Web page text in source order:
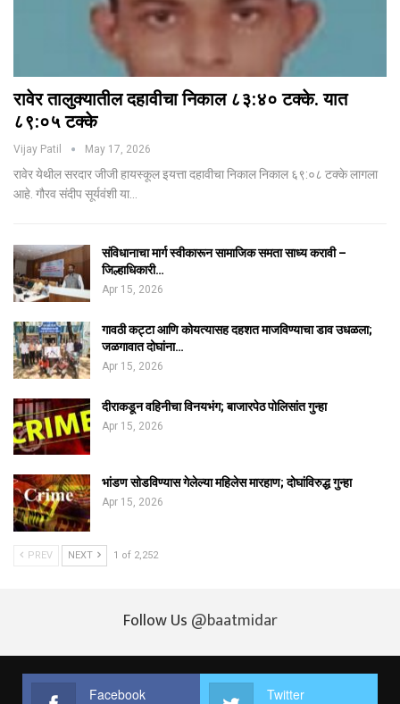
रावेर तालुक्यातील दहावीचा निकाल ८३:४० टक्के. यात
८९:०५ टक्के
Vijay Patil May 17, 2026
रावेर येथील सरदार जीजी हायस्कूल इयत्ता दहावीचा निकाल निकाल ६९:०८ टक्के लागला
आहे. गौरव संदीप सूर्यवंशी या…
संविधानाचा मार्ग स्वीकारून सामाजिक समता साध्य करावी –
जिल्हाधिकारी…
Apr 15, 2026
गावठी कट्टा आणि कोयत्यासह दहशत माजविण्याचा डाव उधळला;
जळगावात दोघांना…
Apr 15, 2026
दीराकडून वहिनीचा विनयभंग; बाजारपेठ पोलिसांत गुन्हा
Apr 15, 2026
भांडण सोडविण्यास गेलेल्या महिलेस मारहाण; दोघांविरुद्ध गुन्हा
Apr 15, 2026
PREV NEXT 1 of 2,252
Follow Us @baatmidar
Facebook Twitter